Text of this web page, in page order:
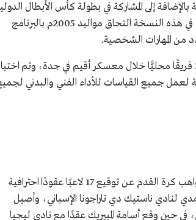
إلى المشاركة في بطولة كأس الأبطال
والتي يشارك فيها عدد من الأندية الأوروبية، وقرر الاتحاد السعودي في هذه النسخة التحاق مواليد 2005م بالبرنامج
من المهارات الشخصية.
والتحق بالبرنامج في عامه الخامس 47 لاعبًا من أصل 90 لاعبًا من 35 فريقًا محليًّا خلال معسكر أقيم في جدة، وتم
إضافة لعمل جميع القياسات للأداء الفني والبدني
في عام 1443هـ/2022م، كشف ​برنامج الابتعاث السعودي لتطوير مواهب كرة القدم عن توقيع 17 لاعبًا عقودًا احترافية
الغامدي لنادي ناستيك دي تاراجونا الإسباني، وأصيل
في حين وقع أسامة المبيريك عقدًا مع نادي ليجيا